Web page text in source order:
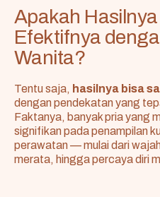
Apakah
Efektifnya
Wanita?
Tentu saja, hasilnya bisa
dengan pendekatan yang
Faktanya, banyak pria yang
signifikan pada penampilan
perawatan — mulai dari
merata, hingga percaya diri